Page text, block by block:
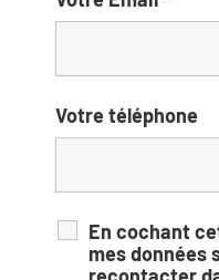
Votre téléphone
En cochant
mes données